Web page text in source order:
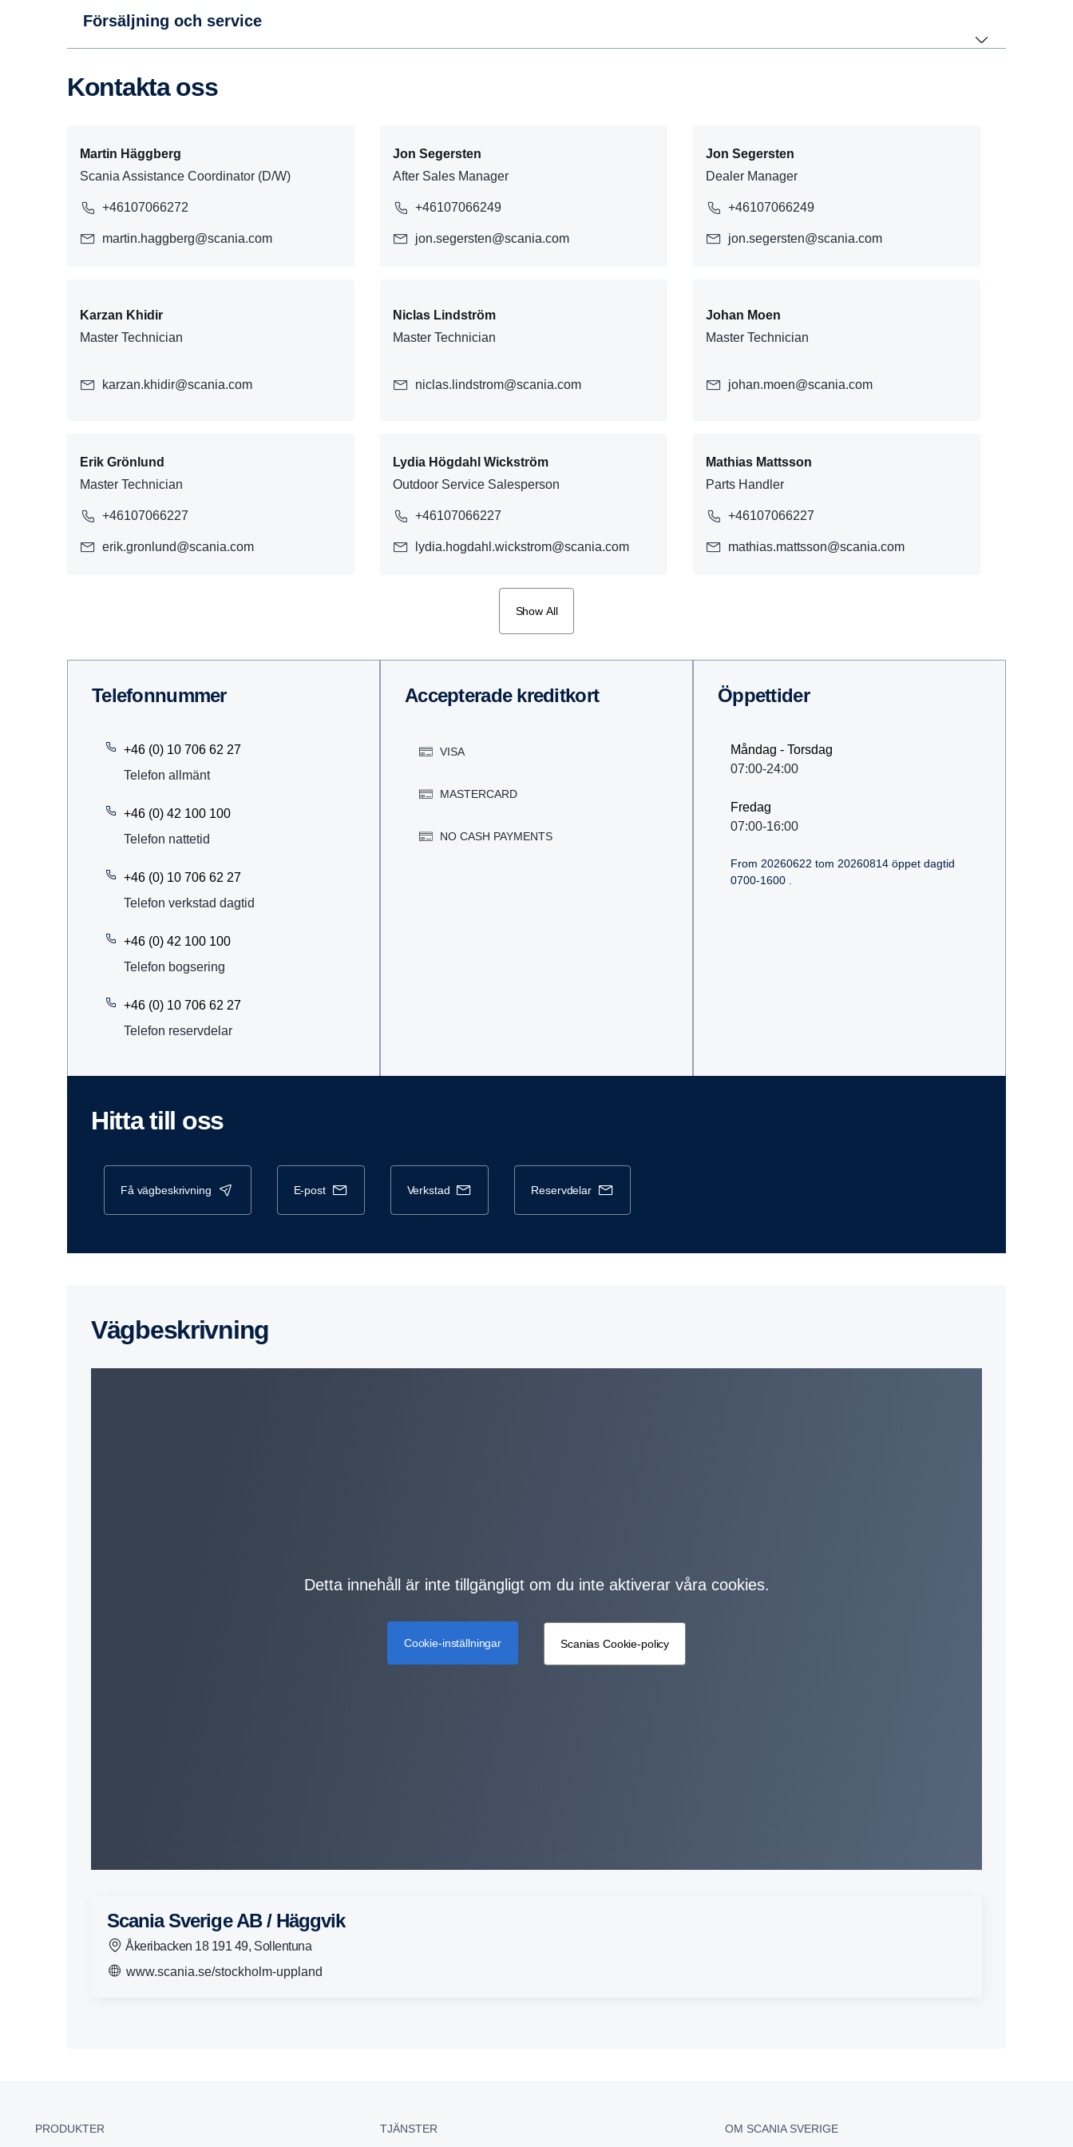
Försäljning och service
Kontakta oss
Martin Häggberg
Scania Assistance Coordinator (D/W)
+46107066272
martin.haggberg@scania.com
Jon Segersten
After Sales Manager
+46107066249
jon.segersten@scania.com
Jon Segersten
Dealer Manager
+46107066249
jon.segersten@scania.com
Karzan Khidir
Master Technician
karzan.khidir@scania.com
Niclas Lindström
Master Technician
niclas.lindstrom@scania.com
Johan Moen
Master Technician
johan.moen@scania.com
Erik Grönlund
Master Technician
+46107066227
erik.gronlund@scania.com
Lydia Högdahl Wickström
Outdoor Service Salesperson
+46107066227
lydia.hogdahl.wickstrom@scania.com
Mathias Mattsson
Parts Handler
+46107066227
mathias.mattsson@scania.com
Show All
Telefon­nummer
+46 (0) 10 706 62 27
Telefon allmänt
+46 (0) 42 100 100
Telefon nattetid
+46 (0) 10 706 62 27
Telefon verkstad dagtid
+46 (0) 42 100 100
Telefon bogsering
+46 (0) 10 706 62 27
Telefon reservdelar
Accep­te­rade kredit­kort
VISA
MASTERCARD
NO CASH PAYMENTS
Öppet­tider
Måndag - Torsdag
07:00-24:00
Fredag
07:00-16:00
From 20260622 tom 20260814 öppet dagtid
0700-1600 .
Hitta till oss
få vägbeskrivning e-post verkstad reservdelar
Vägbe­skriv­ning
Detta innehåll är inte tillgängligt om du inte aktiverar våra cookies.
Cookie-inställningar Scanias Cookie-policy
Scania Sverige AB / Häggvik
Åkeribacken 18 191 49, Sollentuna
www.scania.se/stockholm-uppland
PRODUKTER TJÄNSTER OM SCANIA SVERIGE